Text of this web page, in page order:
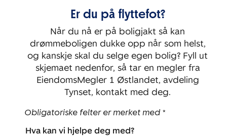
2
Rom:
2
Soverom:
1
Er du på flyttefot?
Når du nå er på boligjakt så kan
drømmeboligen dukke opp når som helst,
og kanskje skal du selge egen bolig? Fyll ut
skjemaet nedenfor, så tar en megler fra
EiendomsMegler 1 Østlandet, avdeling
Tynset, kontakt med deg.
Obligatoriske felter er merket med *
Hva kan vi hjelpe deg med?